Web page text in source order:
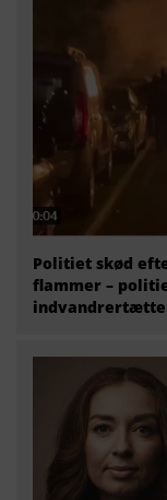
Politiet skød
flammer –
indvandrertætte